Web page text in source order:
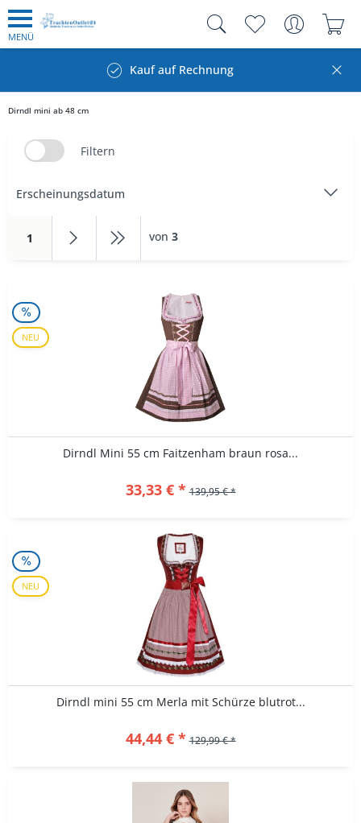
MENÜ
Kauf auf Rechnung
Dirndl mini ab 48 cm
Filtern
1 von 3
NEU
Dirndl Mini 55 cm Faitzenham braun rosa...
33,33 € * 139,95 € *
NEU
Dirndl mini 55 cm Merla mit Schürze blutrot...
44,44 € * 129,99 € *